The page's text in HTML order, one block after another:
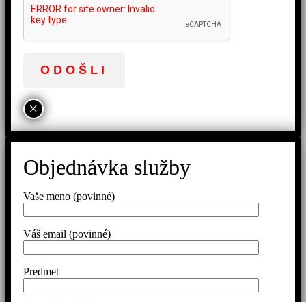
×
Objednávka služby
Vaše meno (povinné)
Váš email (povinné)
Predmet